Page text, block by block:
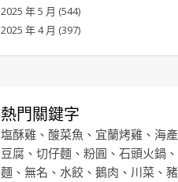
2025 年 5 月 (544)
2025 年 4 月 (397)
熱門關鍵字
塩酥雞 、 酸菜魚 、 宜蘭烤雞 、 海產
豆腐 、 切仔麵 、 粉圓 、 石頭火鍋 、
麵 、 無名 、 水餃 、 鵝肉 、 川菜 、